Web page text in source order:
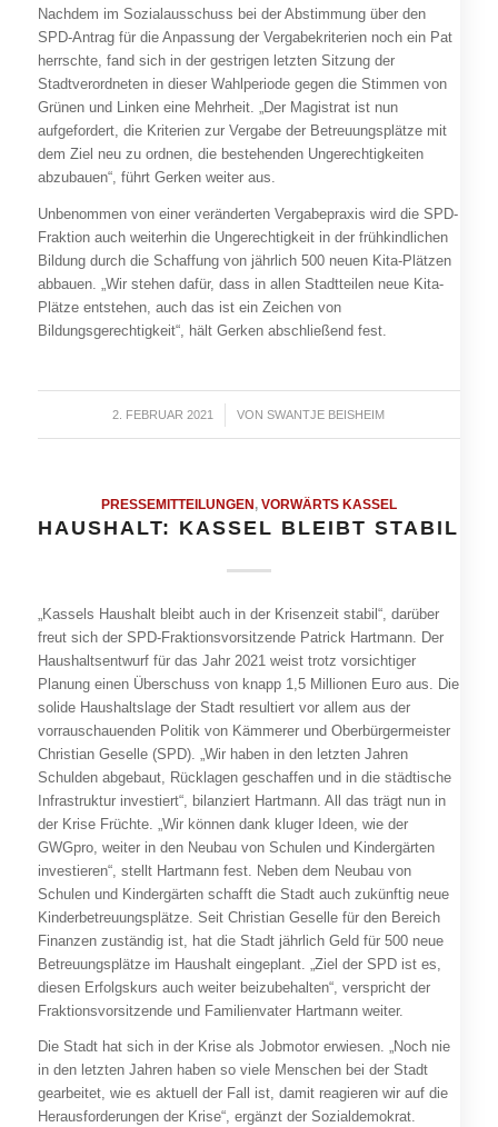
Nachdem im Sozialausschuss bei der Abstimmung über den
SPD-Antrag für die Anpassung der Vergabekriterien noch ein Pat
herrschte, fand sich in der gestrigen letzten Sitzung der
Stadtverordneten in dieser Wahlperiode gegen die Stimmen von
Grünen und Linken eine Mehrheit. „Der Magistrat ist nun
aufgefordert, die Kriterien zur Vergabe der Betreuungsplätze mit
dem Ziel neu zu ordnen, die bestehenden Ungerechtigkeiten
abzubauen“, führt Gerken weiter aus.
Unbenommen von einer veränderten Vergabepraxis wird die SPD-
Fraktion auch weiterhin die Ungerechtigkeit in der frühkindlichen
Bildung durch die Schaffung von jährlich 500 neuen Kita-Plätzen
abbauen. „Wir stehen dafür, dass in allen Stadtteilen neue Kita-
Plätze entstehen, auch das ist ein Zeichen von
Bildungsgerechtigkeit“, hält Gerken abschließend fest.
2. FEBRUAR 2021
/ VONSWANTJE BEISHEIM
PRESSEMITTEILUNGEN VORWÄRTS KASSEL
HAUSHALT: KASSEL BLEIBT STABIL
„Kassels Haushalt bleibt auch in der Krisenzeit stabil“, darüber
freut sich der SPD-Fraktionsvorsitzende Patrick Hartmann. Der
Haushaltsentwurf für das Jahr 2021 weist trotz vorsichtiger
Planung einen Überschuss von knapp 1,5 Millionen Euro aus. Die
solide Haushaltslage der Stadt resultiert vor allem aus der
vorrauschauenden Politik von Kämmerer und Oberbürgermeister
Christian Geselle (SPD). „Wir haben in den letzten Jahren
Schulden abgebaut, Rücklagen geschaffen und in die städtische
Infrastruktur investiert“, bilanziert Hartmann. All das trägt nun in
der Krise Früchte. „Wir können dank kluger Ideen, wie der
GWGpro, weiter in den Neubau von Schulen und Kindergärten
investieren“, stellt Hartmann fest. Neben dem Neubau von
Schulen und Kindergärten schafft die Stadt auch zukünftig neue
Kinderbetreuungsplätze. Seit Christian Geselle für den Bereich
Finanzen zuständig ist, hat die Stadt jährlich Geld für 500 neue
Betreuungsplätze im Haushalt eingeplant. „Ziel der SPD ist es,
diesen Erfolgskurs auch weiter beizubehalten“, verspricht der
Fraktionsvorsitzende und Familienvater Hartmann weiter.
Die Stadt hat sich in der Krise als Jobmotor erwiesen. „Noch nie
in den letzten Jahren haben so viele Menschen bei der Stadt
gearbeitet, wie es aktuell der Fall ist, damit reagieren wir auf die
Herausforderungen der Krise“, ergänzt der Sozialdemokrat.